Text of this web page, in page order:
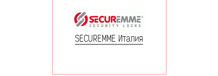
SECUREMME Италия